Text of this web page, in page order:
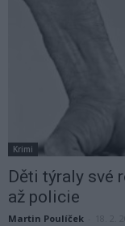
Krimi
Děti týraly své
až policie
Martin Poulíček